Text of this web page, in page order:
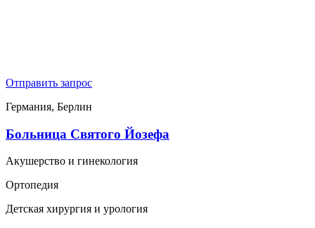
Отправить запрос
Германия, Берлин
Больница Святого Йозефа
Акушерство и гинекология
Ортопедия
Детская хирургия и урология